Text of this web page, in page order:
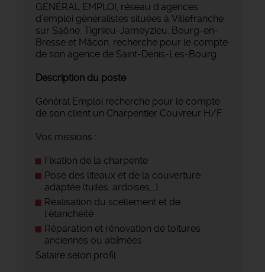
GÉNÉRAL EMPLOI, réseau d'agences
d’emploi généralistes situées à Villefranche
sur Saône, Tignieu-Jameyzieu, Bourg-en-
Bresse et Mâcon, recherche pour le compte
de son agence de Saint-Denis-Les-Bourg.
Description du poste
Général Emploi recherche pour le compte
de son client un Charpentier Couvreur H/F.
Vos missions :
Fixation de la charpente
Pose des liteaux et de la couverture
adaptée (tuiles, ardoises,…)
Réalisation du scellement et de
l'étanchéité
Réparation et rénovation de toitures
anciennes ou abîmées
Salaire selon profil